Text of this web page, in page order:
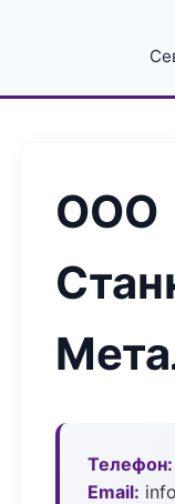
ООО
Телефон:
Email: